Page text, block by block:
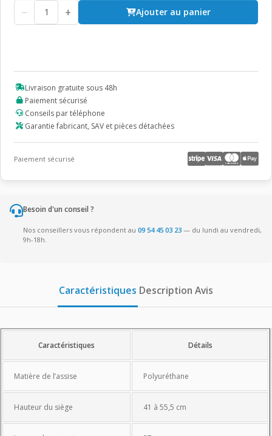
− + Ajouter au panier
Livraison gratuite sous 48h
Paiement sécurisé
Conseils par téléphone
Garantie fabricant, SAV et pièces détachées
Paiement sécurisé
Besoin d'un conseil ?
Nos conseillers vous répondent au 09 54 45 03 23 — du lundi au vendredi,
9h-18h.
Caractéristiques Description Avis
Caractéristiques
Caractéristiques Détails
Matière de l’assise Polyuréthane
Hauteur du siège 41 à 55,5 cm